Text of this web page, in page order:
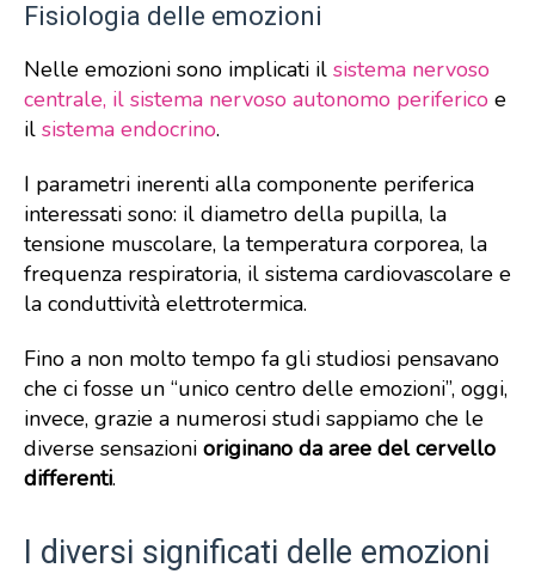
Fisiologia delle emozioni
Nelle emozioni sono implicati il sistema nervoso
centrale, il sistema nervoso autonomo periferico e
il sistema endocrino.
I parametri inerenti alla componente periferica
interessati sono: il diametro della pupilla, la
tensione muscolare, la temperatura corporea, la
frequenza respiratoria, il sistema cardiovascolare e
la conduttività elettrotermica.
Fino a non molto tempo fa gli studiosi pensavano
che ci fosse un “unico centro delle emozioni”, oggi,
invece, grazie a numerosi studi sappiamo che le
diverse sensazioni originano da aree del cervello
differenti.
I diversi significati delle emozioni